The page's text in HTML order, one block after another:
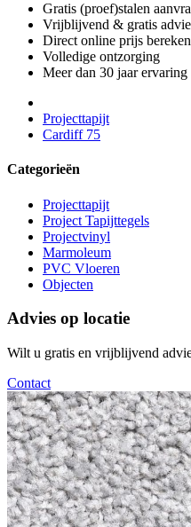
Gratis (proef)stalen
Vrijblijvend & gratis
Direct online prijs
Volledige ontzorging
Meer dan 30 jaar ervaring
Projecttapijt
Cardiff 75
Categorieën
Projecttapijt
Project Tapijttegels
Projectvinyl
Marmoleum
PVC Vloeren
Objecten
Advies op locatie
Wilt u gratis en vrijblijvend
Contact